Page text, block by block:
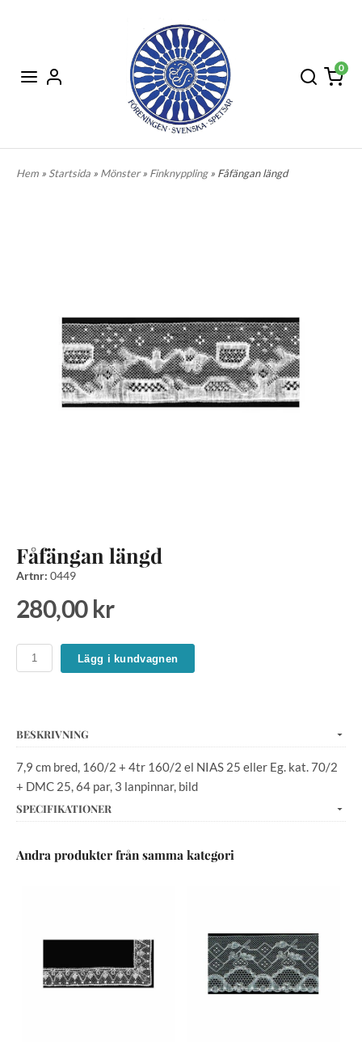
0
Hem » Startsida » Mönster» Finknyppling» Fåfängan längd
Fåfängan längd
Artnr: 0449
280,00 kr
Lägg i kundvagnen
BESKRIVNING
7,9 cm bred, 160/2 + 4tr 160/2 el NIAS 25 eller Eg. kat. 70/2
+ DMC 25, 64 par, 3 lanpinnar, bild
SPECIFIKATIONER
Andra produkter från samma kategori